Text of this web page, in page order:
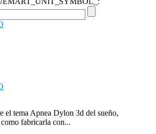
el tema Apnea Dylon 3d del sueño,
fabricarla con...